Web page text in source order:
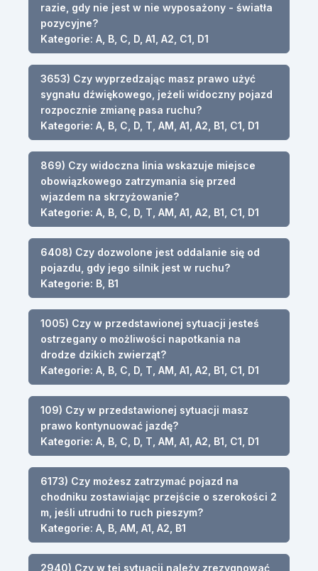
razie, gdy nie jest w nie wyposażony - światła
pozycyjne?
Kategorie: A, B, C, D, A1, A2, C1, D1
3653) Czy wyprzedzając masz prawo użyć
sygnału dźwiękowego, jeżeli widoczny pojazd
rozpocznie zmianę pasa ruchu?
Kategorie: A, B, C, D, T, AM, A1, A2, B1, C1, D1
869) Czy widoczna linia wskazuje miejsce
obowiązkowego zatrzymania się przed
wjazdem na skrzyżowanie?
Kategorie: A, B, C, D, T, AM, A1, A2, B1, C1, D1
6408) Czy dozwolone jest oddalanie się od
pojazdu, gdy jego silnik jest w ruchu?
Kategorie: B, B1
1005) Czy w przedstawionej sytuacji jesteś
ostrzegany o możliwości napotkania na
drodze dzikich zwierząt?
Kategorie: A, B, C, D, T, AM, A1, A2, B1, C1, D1
109) Czy w przedstawionej sytuacji masz
prawo kontynuować jazdę?
Kategorie: A, B, C, D, T, AM, A1, A2, B1, C1, D1
6173) Czy możesz zatrzymać pojazd na
chodniku zostawiając przejście o szerokości 2
m, jeśli utrudni to ruch pieszym?
Kategorie: A, B, AM, A1, A2, B1
2940) Czy w tej sytuacji należy zrezygnować